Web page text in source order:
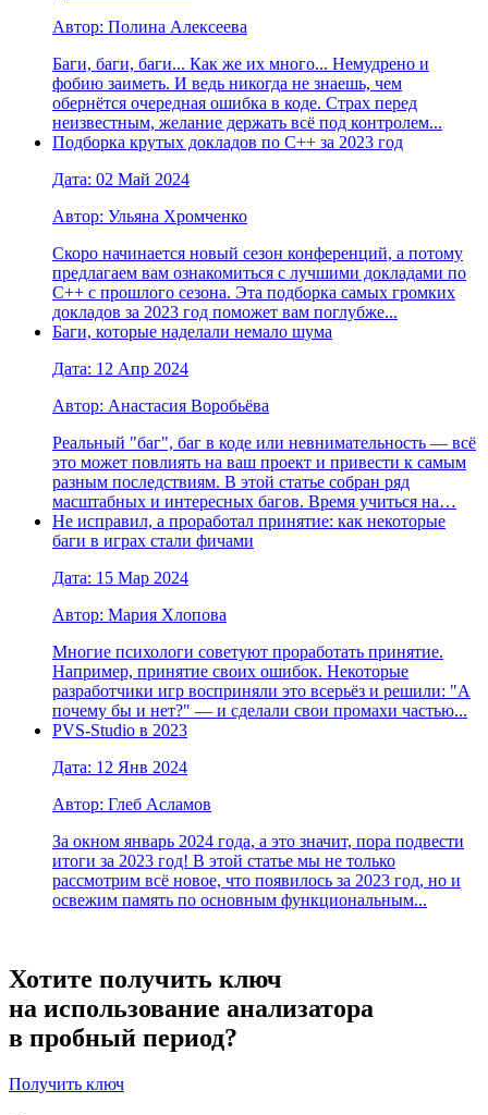
Автор: Полина Алексеева
Баги, баги, баги... Как же их много... Немудрено и
фобию заиметь. И ведь никогда не знаешь, чем
обернётся очередная ошибка в коде. Страх перед
неизвестным, желание держать всё под контролем...
Подборка крутых докладов по С++ за 2023 год
Дата: 02 Май 2024
Автор: Ульяна Хромченко
Скоро начинается новый сезон конференций, а потому
предлагаем вам ознакомиться с лучшими докладами по
С++ с прошлого сезона. Эта подборка самых громких
докладов за 2023 год поможет вам поглубже...
Баги, которые наделали немало шума
Дата: 12 Апр 2024
Автор: Анастасия Воробьёва
Реальный "баг", баг в коде или невнимательность — всё
это может повлиять на ваш проект и привести к самым
разным последствиям. В этой статье собран ряд
масштабных и интересных багов. Время учиться на…
Не исправил, а проработал принятие: как некоторые
баги в играх стали фичами
Дата: 15 Мар 2024
Автор: Мария Хлопова
Многие психологи советуют проработать принятие.
Например, принятие своих ошибок. Некоторые
разработчики игр восприняли это всерьёз и решили: "А
почему бы и нет?" — и сделали свои промахи частью...
PVS-Studio в 2023
Дата: 12 Янв 2024
Автор: Глеб Асламов
За окном январь 2024 года, а это значит, пора подвести
итоги за 2023 год! В этой статье мы не только
рассмотрим всё новое, что появилось за 2023 год, но и
освежим память по основным функциональным...
Хотите получить ключ
на использование анализатора
в пробный период?
Получить ключ